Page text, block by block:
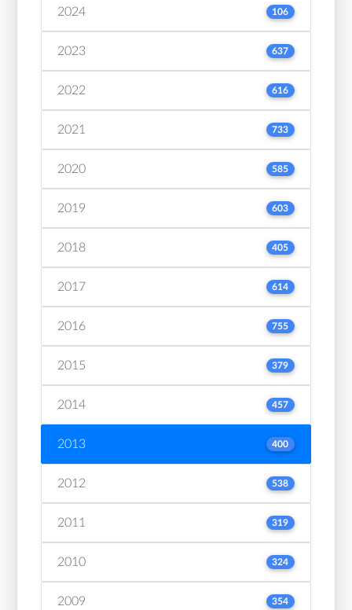
2024 106
2023 637
2022 616
2021 733
2020 585
2019 603
2018 405
2017 614
2016 755
2015 379
2014 457
2013 400
2012 538
2011 319
2010 324
2009 354